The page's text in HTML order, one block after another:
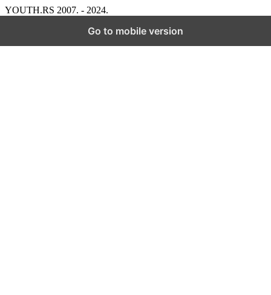
YOUTH.RS 2007. - 2024.
Go to mobile version